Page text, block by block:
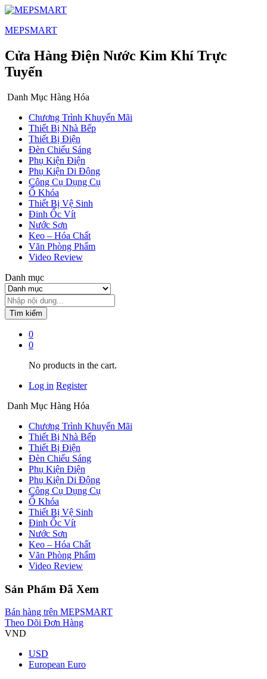
MEPSMART
Cửa Hàng Điện Nước Kim Khí Trực
Tuyến
Danh Mục Hàng Hóa
Chương Trình Khuyến Mãi
Thiết Bị Nhà Bếp
Thiết Bị Điện
Đèn Chiếu Sáng
Phụ Kiện Điện
Phụ Kiện Di Động
Công Cụ Dụng Cụ
Ổ Khóa
Thiết Bị Vệ Sinh
Đinh Ốc Vít
Nước Sơn
Keo – Hóa Chất
Văn Phòng Phẩm
Video Review
Danh mục
Tìm kiếm
0
0
No products in the cart.
Log in Register
Danh Mục Hàng Hóa
Chương Trình Khuyến Mãi
Thiết Bị Nhà Bếp
Thiết Bị Điện
Đèn Chiếu Sáng
Phụ Kiện Điện
Phụ Kiện Di Động
Công Cụ Dụng Cụ
Ổ Khóa
Thiết Bị Vệ Sinh
Đinh Ốc Vít
Nước Sơn
Keo – Hóa Chất
Văn Phòng Phẩm
Video Review
Sản Phẩm Đã Xem
Bán hàng trên MEPSMART
Theo Dõi Đơn Hàng
VND
USD
European Euro